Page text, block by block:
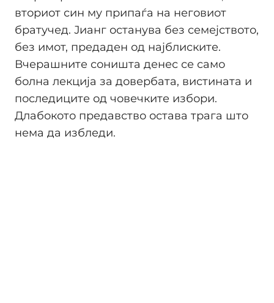
вториот син му припаѓа на неговиот
братучед. Јианг останува без семејството,
без имот, предаден од најблиските.
Вчерашните соништа денес се само
болна лекција за довербата, вистината и
последиците од човечките избори.
Длабокото предавство остава трага што
нема да избледи.